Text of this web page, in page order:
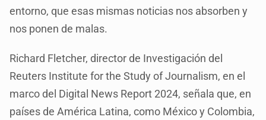
entorno, que esas mismas noticias nos absorben y
nos ponen de malas.
Richard Fletcher, director de Investigación del
Reuters Institute for the Study of Journalism, en el
marco del Digital News Report 2024, señala que, en
países de América Latina, como México y Colombia,